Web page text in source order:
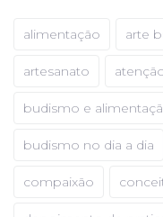
alimentação arte
artesanato
budismo e
budismo no dia a dia
compaixão